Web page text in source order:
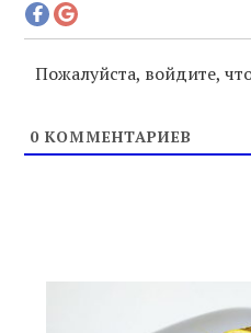
Пожалуйста, войдите,
0 КОММЕНТАРИЕВ